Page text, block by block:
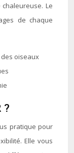
Le
de chaque
oiseaux
?
pratique pour
Elle vous